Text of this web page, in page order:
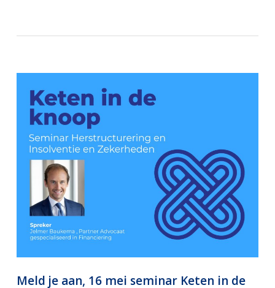
Meld je aan, 16 mei seminar Keten in de